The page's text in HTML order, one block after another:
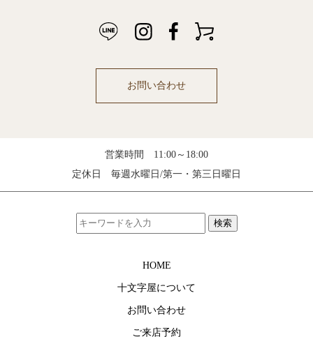
お問い合わせ
営業時間 11:00～18:00
定休日 毎週水曜日/第一・第三日曜日
検索
HOME
十文字屋について
お問い合わせ
ご来店予約